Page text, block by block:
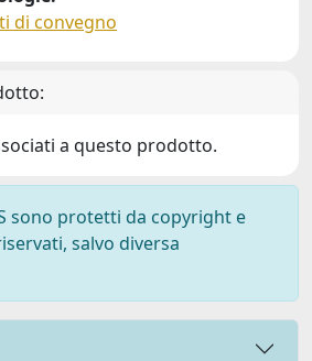
di convegno
a questo prodotto.
sono protetti da copyright e
salvo diversa